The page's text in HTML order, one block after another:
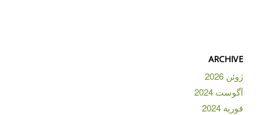
ARCHIVE
ژوئن 2026
آگوست 2024
فوریه 2024